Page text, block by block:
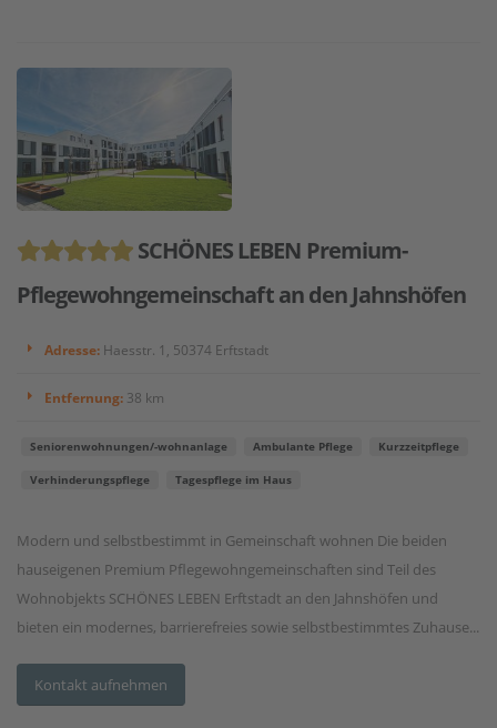
SCHÖNES LEBEN Premium-
Pflegewohngemeinschaft an den Jahnshöfen
Adresse: Haesstr. 1, 50374 Erftstadt
Entfernung: 38 km
Seniorenwohnungen/-wohnanlage Ambulante Pflege Kurzzeitpflege
Verhinderungspflege Tagespflege im Haus
Modern und selbstbestimmt in Gemeinschaft wohnen Die beiden
hauseigenen Premium Pflegewohngemeinschaften sind Teil des
Wohnobjekts SCHÖNES LEBEN Erftstadt an den Jahnshöfen und
bieten ein modernes, barrierefreies sowie selbstbestimmtes Zuhause...
Kontakt aufnehmen